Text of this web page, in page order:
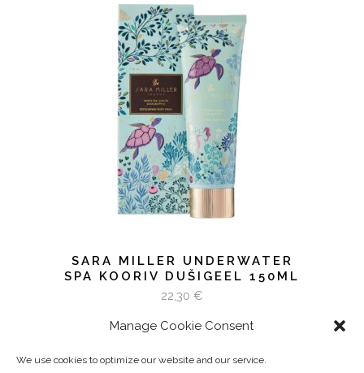
Manage Cookie Consent
We use cookies to optimize our website and our service.
LISA KORVI
SARA MILLER UNDERWATER
SPA KOORIV DUŠIGEEL 150ML
22,30 €